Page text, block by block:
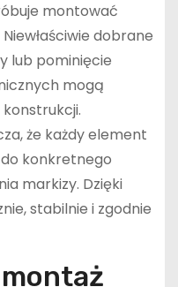
montować
dobrane
lub pominięcie
mogą
że każdy element
konkretnego
markizy. Dzięki
stabilnie i zgodnie